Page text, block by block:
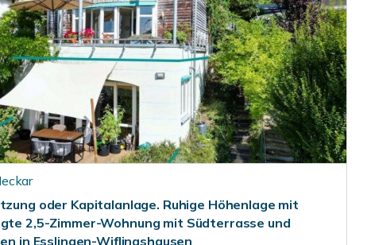
oder Kapitalanlage. Ruhige Höhenlage mit
2,5-Zimmer-Wohnung mit Südterrasse und
in Esslingen-Wiflingshausen